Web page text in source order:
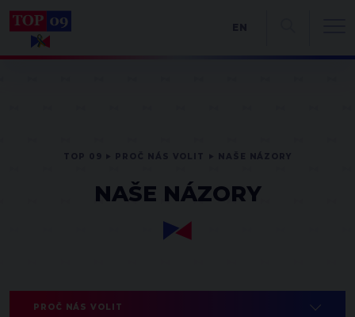
NAŠE NÁZORY
PROČ NÁS VOLIT